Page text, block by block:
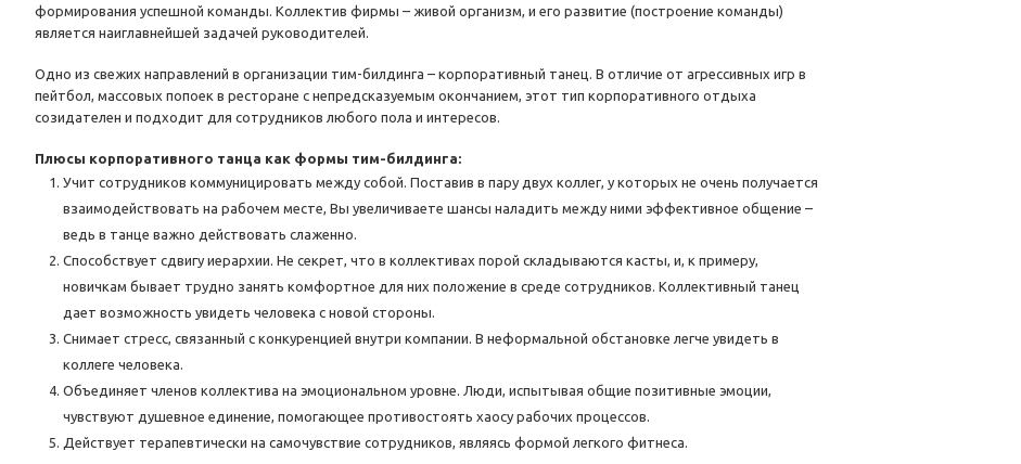
формирования успешной команды. Коллектив фирмы – живой организм, и его развитие (построение команды)
является наиглавнейшей задачей руководителей.
Одно из свежих направлений в организации тим-билдинга – корпоративный танец. В отличие от агрессивных игр в
пейтбол, массовых попоек в ресторане с непредсказуемым окончанием, этот тип корпоративного отдыха
созидателен и подходит для сотрудников любого пола и интересов.
Плюсы корпоративного танца как формы тим-билдинга:
Учит сотрудников коммуницировать между собой. Поставив в пару двух коллег, у которых не очень получается
взаимодействовать на рабочем месте, Вы увеличиваете шансы наладить между ними эффективное общение –
ведь в танце важно действовать слаженно.
Способствует сдвигу иерархии. Не секрет, что в коллективах порой складываются касты, и, к примеру,
новичкам бывает трудно занять комфортное для них положение в среде сотрудников. Коллективный танец
дает возможность увидеть человека с новой стороны.
Снимает стресс, связанный с конкуренцией внутри компании. В неформальной обстановке легче увидеть в
коллеге человека.
Объединяет членов коллектива на эмоциональном уровне. Люди, испытывая общие позитивные эмоции,
чувствуют душевное единение, помогающее противостоять хаосу рабочих процессов.
Действует терапевтически на самочувствие сотрудников, являясь формой легкого фитнеса.